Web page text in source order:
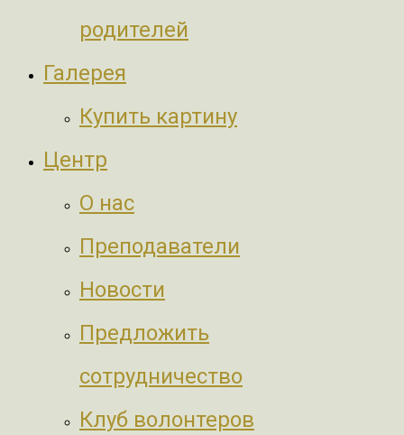
родителей
Галерея
Купить картину
Центр
О нас
Преподаватели
Новости
Предложить
сотрудничество
Клуб волонтеров